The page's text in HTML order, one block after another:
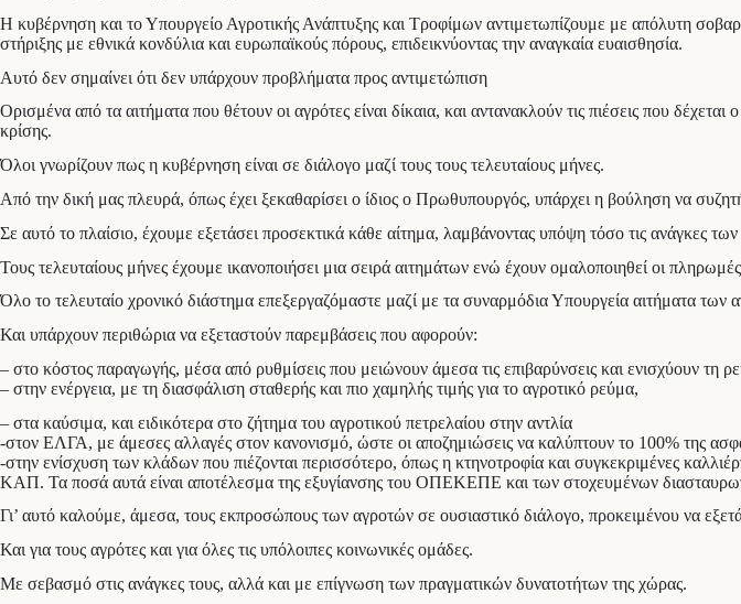
Η κυβέρνηση και το Υπουργείο Αγροτικής Ανάπτυξης και Τροφίμων αντιμετωπίζουμε με απόλυτη
στήριξης με εθνικά κονδύλια και ευρωπαϊκούς πόρους, επιδεικνύοντας την αναγκαία ευαισθησία.
Αυτό δεν σημαίνει ότι δεν υπάρχουν προβλήματα προς αντιμετώπιση
Ορισμένα από τα αιτήματα που θέτουν οι αγρότες είναι δίκαια, και αντανακλούν τις πιέσεις που
κρίσης.
Όλοι γνωρίζουν πως η κυβέρνηση είναι σε διάλογο μαζί τους τους τελευταίους μήνες.
Από την δική μας πλευρά, όπως έχει ξεκαθαρίσει ο ίδιος ο Πρωθυπουργός, υπάρχει η βούληση να
Σε αυτό το πλαίσιο, έχουμε εξετάσει προσεκτικά κάθε αίτημα, λαμβάνοντας υπόψη τόσο τις ανάγκες
Τους τελευταίους μήνες έχουμε ικανοποιήσει μια σειρά αιτημάτων ενώ έχουν ομαλοποιηθεί οι
Όλο το τελευταίο χρονικό διάστημα επεξεργαζόμαστε μαζί με τα συναρμόδια Υπουργεία αιτήματα των
Και υπάρχουν περιθώρια να εξεταστούν παρεμβάσεις που αφορούν:
– στο κόστος παραγωγής, μέσα από ρυθμίσεις που μειώνουν άμεσα τις επιβαρύνσεις και ενισχύουν τη
– στην ενέργεια, με τη διασφάλιση σταθερής και πιο χαμηλής τιμής για το αγροτικό ρεύμα,
– στα καύσιμα, και ειδικότερα στο ζήτημα του αγροτικού πετρελαίου στην αντλία
-στον ΕΛΓΑ, με άμεσες αλλαγές στον κανονισμό, ώστε οι αποζημιώσεις να καλύπτουν το 100% της
-στην ενίσχυση των κλάδων που πιέζονται περισσότερο, όπως η κτηνοτροφία και συγκεκριμένες
ΚΑΠ. Τα ποσά αυτά είναι αποτέλεσμα της εξυγίανσης του ΟΠΕΚΕΠΕ και των στοχευμένων
Γι’ αυτό καλούμε, άμεσα, τους εκπροσώπους των αγροτών σε ουσιαστικό διάλογο, προκειμένου να
Και για τους αγρότες και για όλες τις υπόλοιπες κοινωνικές ομάδες.
Με σεβασμό στις ανάγκες τους, αλλά και με επίγνωση των πραγματικών δυνατοτήτων της χώρας.